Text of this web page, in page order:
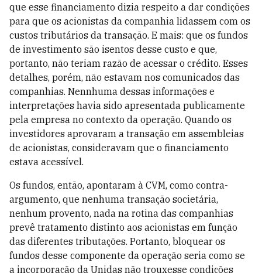
que esse financiamento dizia respeito a dar condições
para que os acionistas da companhia lidassem com os
custos tributários da transação. E mais: que os fundos
de investimento são isentos desse custo e que,
portanto, não teriam razão de acessar o crédito. Esses
detalhes, porém, não estavam nos comunicados das
companhias. Nennhuma dessas informações e
interpretações havia sido apresentada publicamente
pela empresa no contexto da operação. Quando os
investidores aprovaram a transação em assembleias
de acionistas, consideravam que o financiamento
estava acessível.
Os fundos, então, apontaram à CVM, como contra-
argumento, que nenhuma transação societária,
nenhum provento, nada na rotina das companhias
prevê tratamento distinto aos acionistas em função
das diferentes tributações. Portanto, bloquear os
fundos desse componente da operação seria como se
a incorporação da Unidas não trouxesse condições